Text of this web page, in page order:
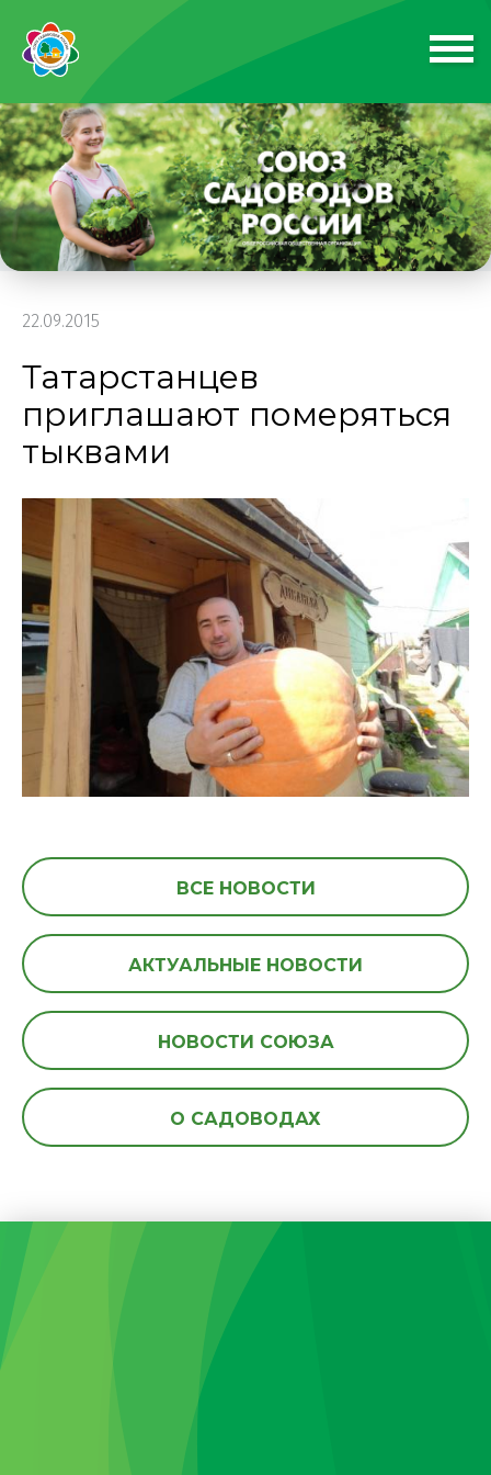
22.09.2015
Татарстанцев
приглашают померяться
тыквами
ВСЕ НОВОСТИ
АКТУАЛЬНЫЕ НОВОСТИ
НОВОСТИ СОЮЗА
О САДОВОДАХ